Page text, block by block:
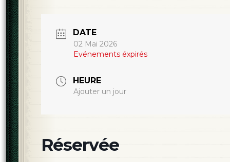
DATE
02 Mai 2026
Evénements éxpirés
HEURE
Ajouter un jour
Réservée